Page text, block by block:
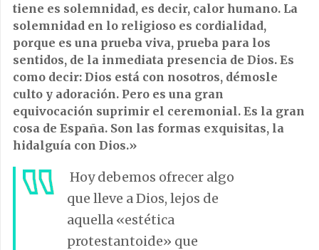
tiene es solemnidad, es decir, calor humano. La
solemnidad en lo religioso es cordialidad,
porque es una prueba viva, prueba para los
sentidos, de la inmediata presencia de Dios. Es
como decir: Dios está con nosotros, démosle
culto y adoración. Pero es una gran
equivocación suprimir el ceremonial. Es la gran
cosa de España. Son las formas exquisitas, la
hidalguía con Dios.»
Hoy debemos ofrecer algo
que lleve a Dios, lejos de
aquella «estética
protestantoide» que